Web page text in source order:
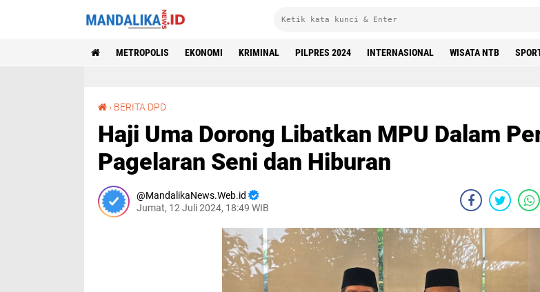
METROPOLIS EKONOMI KRIMINAL PILPRES 2024 INTERNASIONAL WISATA NTB
› BERITA DPD
Haji Uma Dorong Libatkan MPU Dalam
Pagelaran Seni dan Hiburan
MandalikaNews.Web.id
Jumat, 12 Juli 2024, 18:49 WIB